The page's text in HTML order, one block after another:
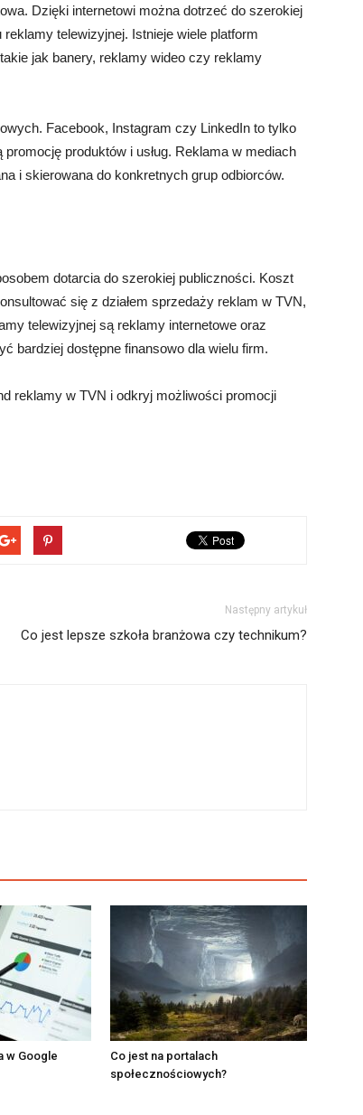
Dzięki internetowi można dotrzeć do szerokiej
telewizyjnej. Istnieje wiele platform
jak banery, reklamy wideo czy reklamy
Facebook, Instagram czy LinkedIn to tylko
produktów i usług. Reklama w mediach
i skierowana do konkretnych grup odbiorców.
dotarcia do szerokiej publiczności. Koszt
się z działem sprzedaży reklam w TVN,
telewizyjnej są reklamy internetowe oraz
bardziej dostępne finansowo dla wielu firm.
reklamy w TVN i odkryj możliwości promocji
Następny artykuł
Co jest lepsze szkoła branżowa czy technikum?
w Google
Co jest na portalach
społecznościowych?